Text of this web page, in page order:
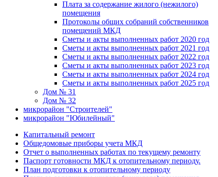
Плата за содержание жилого (нежилого)
помещения
Протоколы общих собраний собственников
помещений МКД
Сметы и акты выполненных работ 2020 год
Сметы и акты выполненных работ 2021 год
Сметы и акты выполненных работ 2022 год
Сметы и акты выполненных работ 2023 год
Сметы и акты выполненных работ 2024 год
Сметы и акты выполненных работ 2025 год
Дом № 31
Дом № 32
микрорайон "Строителей"
микрорайон "Юбилейный"
Капитальный ремонт
Общедомовые приборы учета МКД
Отчет о выполненных работах по текущему ремонту
Паспорт готовности МКД к отопительному периоду.
План подготовки к отопительному периоду